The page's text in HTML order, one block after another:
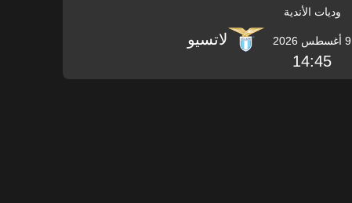
وديات الأندية
9 أغسطس 2026
14:45
لاتسيو